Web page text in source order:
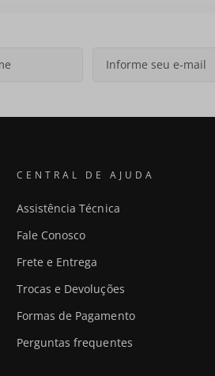
CENTRAL DE AJUDA
Assistência Técnica
Fale Conosco
Frete e Entrega
Trocas e Devoluções
Formas de Pagamento
Perguntas frequentes